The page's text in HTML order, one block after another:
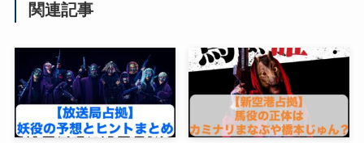
関連記事